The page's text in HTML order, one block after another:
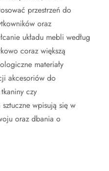
przestrzeń do
oraz
układu mebli według
coraz większą
materiały
akcesoriów do
czy
wpisują się w
oraz dbania o